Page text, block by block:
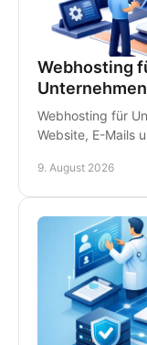
Webhosting
Webhosting für
Website, E-Mails
9. August 2026